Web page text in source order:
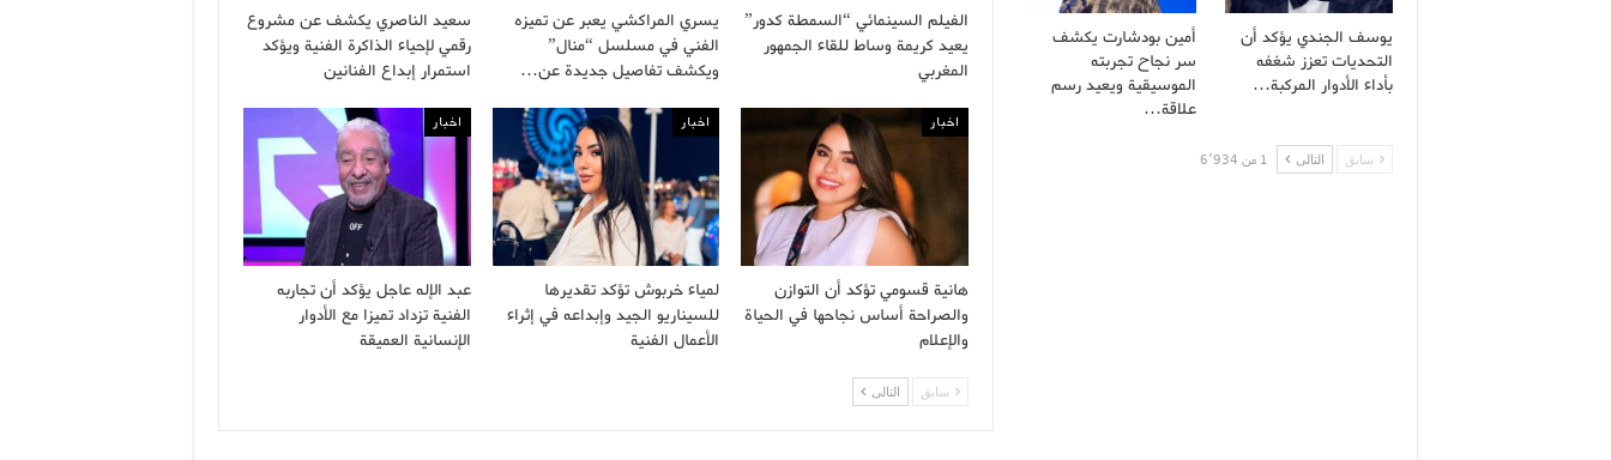
الفيلم السينمائي “السمطة كدور”
يعيد كريمة وساط للقاء الجمهور
المغربي
يسري المراكشي يعبر عن تميزه
الفني في مسلسل “منال”
ويكشف تفاصيل جديدة عن…
سعيد الناصري يكشف عن مشروع
رقمي لإحياء الذاكرة الفنية ويؤكد
استمرار إبداع الفنانين
اخبار
هانية قسومي تؤكد أن التوازن
والصراحة أساس نجاحها في الحياة
والإعلام
اخبار
لمياء خربوش تؤكد تقديرها
للسيناريو الجيد وإبداعه في إثراء
الأعمال الفنية
اخبار
عبد الإله عاجل يؤكد أن تجاربه
الفنية تزداد تميزا مع الأدوار
الإنسانية العميقة
سابق التالى
يوسف الجندي يؤكد أن
التحديات تعزز شغفه
بأداء الأدوار المركبة…
أمين بودشارت يكشف
سر نجاح تجربته
الموسيقية ويعيد رسم
علاقة…
سابق التالى 1 من 6٬934